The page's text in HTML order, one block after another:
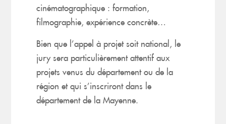
cinématographique : formation,
filmographie, expérience concrète…
Bien que l’appel à projet soit national, le
jury sera particulièrement attentif aux
projets venus du département ou de la
région et qui s’inscriront dans le
département de la Mayenne.